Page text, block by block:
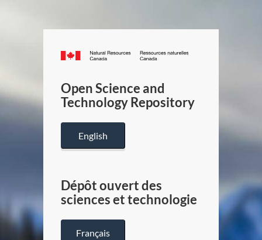
Canada.ca
/
Canada
Open Science and
Technology Repository
English
Dépôt ouvert des
sciences et technologie
Français